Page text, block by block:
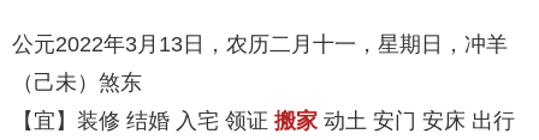
公元2022年3月13日，农历二月十一，星期日，冲羊
（己未）煞东
【宜】装修 结婚 入宅 领证 搬家 动土 安门 安床 出行